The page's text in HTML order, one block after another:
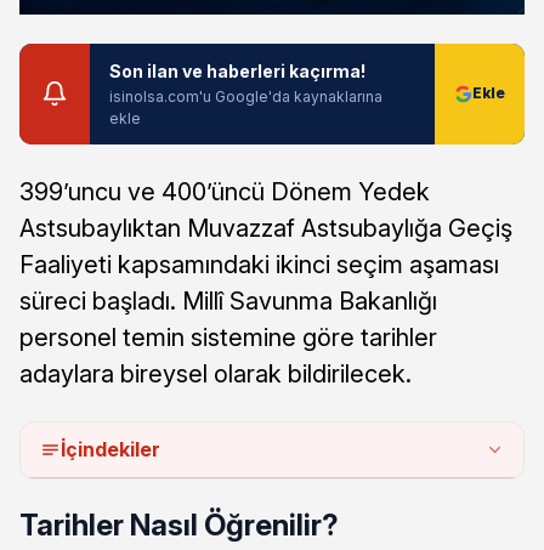
Son ilan ve haberleri kaçırma!
isinolsa.com'u Google'da kaynaklarına
ekle
399’uncu ve 400’üncü Dönem Yedek
Astsubaylıktan Muvazzaf Astsubaylığa Geçiş
Faaliyeti kapsamındaki ikinci seçim aşaması
süreci başladı. Millî Savunma Bakanlığı
personel temin sistemine göre tarihler
adaylara bireysel olarak bildirilecek.
İçindekiler
Tarihler Nasıl Öğrenilir?